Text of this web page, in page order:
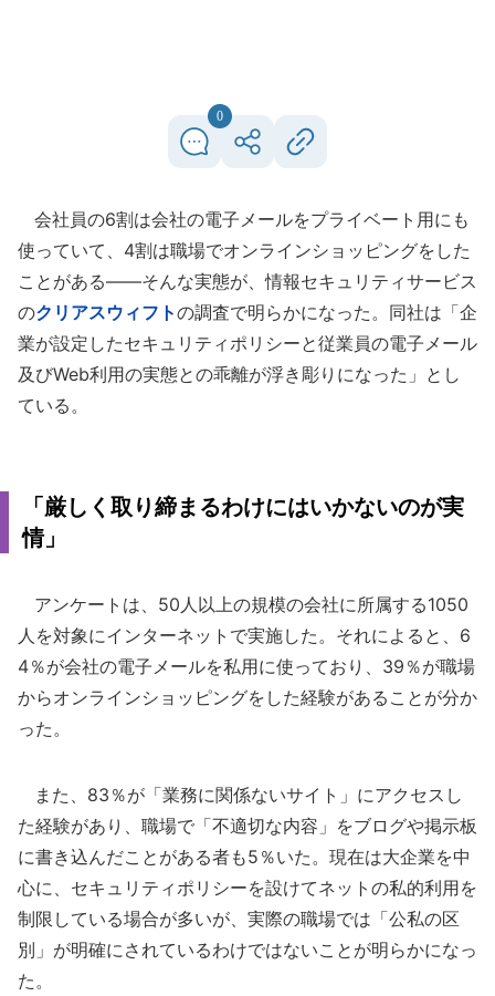
0
会社員の6割は会社の電子メールをプライベート用にも
使っていて、4割は職場でオンラインショッピングをした
ことがある――そんな実態が、情報セキュリティサービス
のクリアスウィフトの調査で明らかになった。同社は「企
業が設定したセキュリティポリシーと従業員の電子メール
及びWeb利用の実態との乖離が浮き彫りになった」とし
ている。
「厳しく取り締まるわけにはいかないのが実
情」
アンケートは、50人以上の規模の会社に所属する1050
人を対象にインターネットで実施した。それによると、6
4％が会社の電子メールを私用に使っており、39％が職場
からオンラインショッピングをした経験があることが分か
った。
また、83％が「業務に関係ないサイト」にアクセスし
た経験があり、職場で「不適切な内容」をブログや掲示板
に書き込んだことがある者も5％いた。現在は大企業を中
心に、セキュリティポリシーを設けてネットの私的利用を
制限している場合が多いが、実際の職場では「公私の区
別」が明確にされているわけではないことが明らかになっ
た。